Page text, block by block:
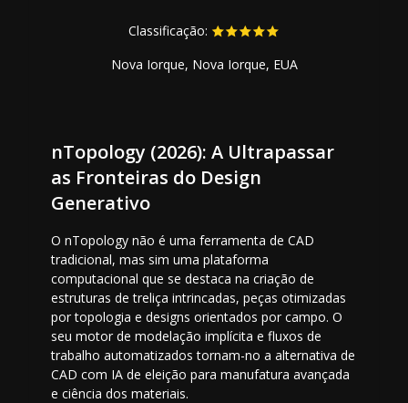
Classificação:
Nova Iorque, Nova Iorque, EUA
nTopology (2026): A Ultrapassar
as Fronteiras do Design
Generativo
O nTopology não é uma ferramenta de CAD
tradicional, mas sim uma plataforma
computacional que se destaca na criação de
estruturas de treliça intrincadas, peças otimizadas
por topologia e designs orientados por campo. O
seu motor de modelação implícita e fluxos de
trabalho automatizados tornam-no a alternativa de
CAD com IA de eleição para manufatura avançada
e ciência dos materiais.